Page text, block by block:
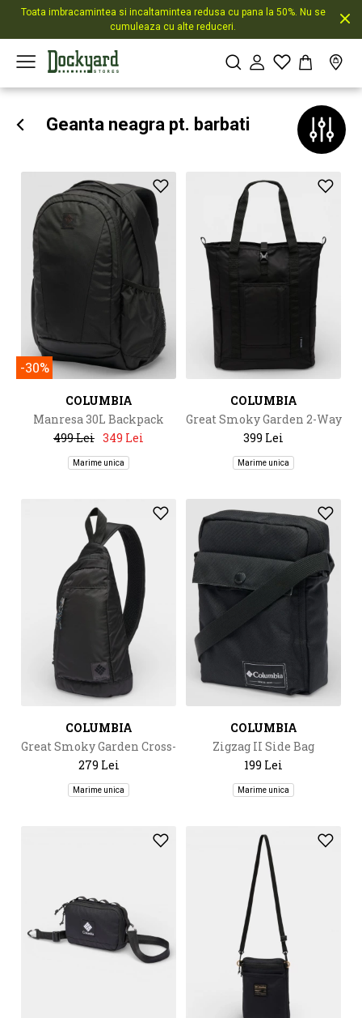
Toata imbracamintea si incaltamintea redusa cu pana la 50%. Nu se
cumuleaza cu alte reduceri.
Geanta neagra pt. barbati
-30%
COLUMBIA
Manresa 30L Backpack
499 Lei 349 Lei
Marime unica
COLUMBIA
Great Smoky Garden 2-Way
Tote
399 Lei
Marime unica
COLUMBIA
Great Smoky Garden Cross-
Body Bag
279 Lei
Marime unica
COLUMBIA
Zigzag II Side Bag
199 Lei
Marime unica